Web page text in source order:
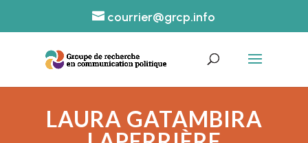
courrier@grcp.info
LAURA GATAMBIRA